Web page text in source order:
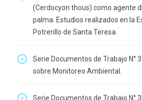
(Cerdocyon thous) como agente
palma. Estudios realizados en la
Potrerillo de Santa Teresa.
Serie Documentos de Trabajo N°
sobre Monitoreo Ambiental.
Serie Documentos de Trabajo N°